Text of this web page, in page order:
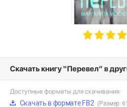
Скачать книгу “Перевел” в
Доступные форматы для скачивания:
Скачать в формате FB2 (Размер: